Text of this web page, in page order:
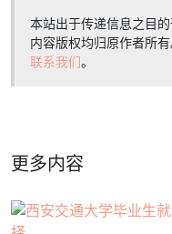
本站出于传递信息之目
内容版权均归原作者所
联系我们。
更多内容